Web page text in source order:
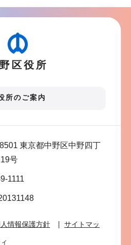
区役所
所のご案内
東京都中野区中野四丁
号
1111
情報保護方針 サイトマッ